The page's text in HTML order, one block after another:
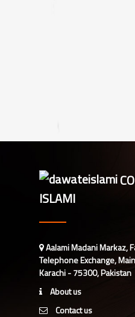
ISLAMI
Aalami Madani Markaz,
Telephone Exchange,
Karachi - 75300, Pakistan
About us
Contact us